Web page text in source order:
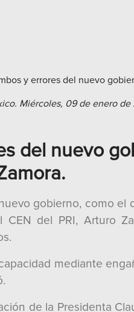
Miércoles, 09 de enero de
del nuevo
gobierno, como el
CEN del PRI, Arturo
mediante
de la Presidenta